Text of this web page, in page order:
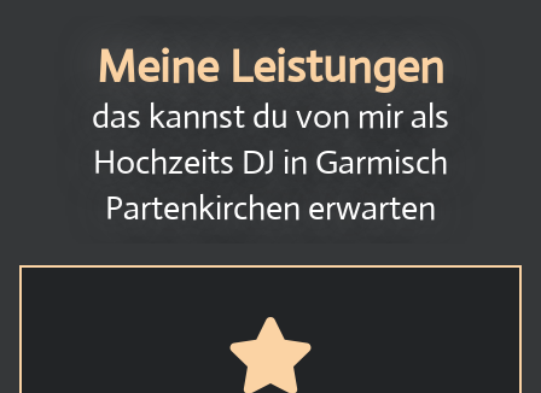
Meine Leistungen
das kannst du von mir als
Hochzeits DJ in Garmisch
Partenkirchen erwarten